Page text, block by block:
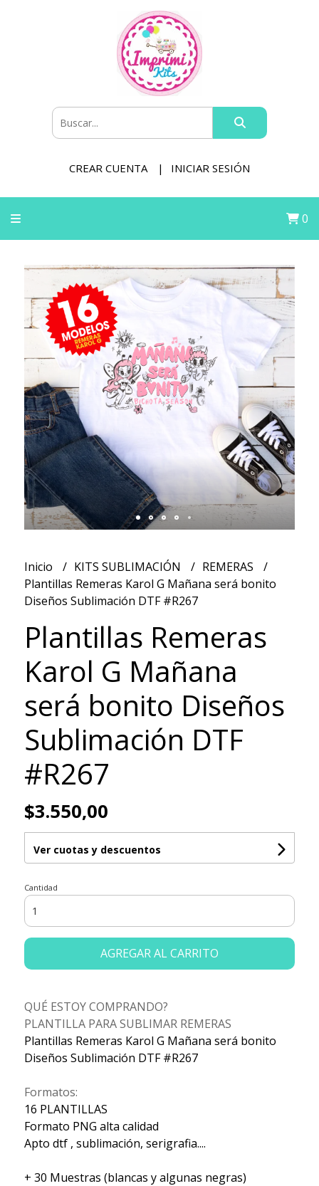
CREAR CUENTA INICIAR SESIÓN
0
Inicio KITS SUBLIMACIÓN
REMERAS
Plantillas Remeras Karol G Mañana será bonito
Diseños Sublimación DTF #R267
Plantillas Remeras
Karol G Mañana
será bonito Diseños
Sublimación DTF
#R267
$3.550,00
Ver cuotas y descuentos
Cantidad
AGREGAR AL CARRITO
QUÉ ESTOY COMPRANDO?
PLANTILLA PARA SUBLIMAR REMERAS
Plantillas Remeras Karol G Mañana será bonito
Diseños Sublimación DTF #R267
Formatos:
16 PLANTILLAS
Formato PNG alta calidad
Apto dtf , sublimación, serigrafia....
+ 30 Muestras (blancas y algunas negras)